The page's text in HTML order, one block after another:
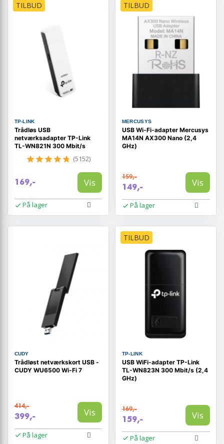
TILBUD
TP-LINK
Trådløs USB
netværksadapter TP-Link
TL-WN821N 300 Mbit/s
(5152)
169,- Vis
På lager
TILBUD
MERCUSYS
USB Wi‑Fi-adapter Mercusys
MA14N AX300 Nano (2,4
GHz)
159,-
149,- Vis
På lager
CUDY
Trådløst netværkskort USB -
CUDY WU6500 Wi‑Fi 7
414,-
399,- Vis
På lager
TILBUD
TP-LINK
USB WiFi-adapter TP-Link
TL-WN823N 300 Mbit/s (2,4
GHz)
169,-
159,- Vis
På lager